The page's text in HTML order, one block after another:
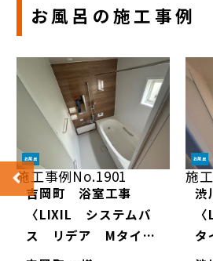
お風呂 の施工事例
お風呂
施工事例No.1901
吉岡町 浴室工事
〈LIXIL システムバ
ス リデア Mタイ
プ 1616サイズ（1
お風呂
施
渋
坪